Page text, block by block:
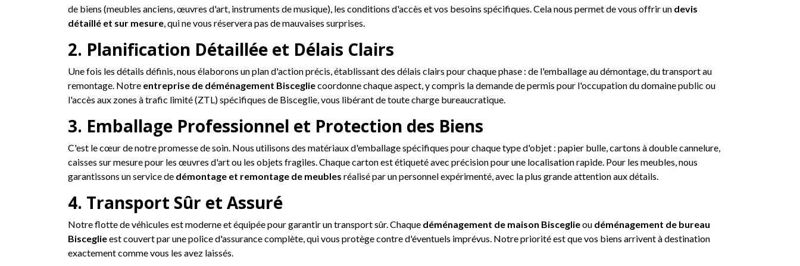
de biens (meubles anciens, œuvres d'art, instruments de musique), les conditions d'accès et vos besoins spécifiques. Cela nous permet de vous offrir un devis
détaillé et sur mesure, qui ne vous réservera pas de mauvaises surprises.
2. Planification Détaillée et Délais Clairs
Une fois les détails définis, nous élaborons un plan d'action précis, établissant des délais clairs pour chaque phase : de l'emballage au démontage, du transport au
remontage. Notre entreprise de déménagement Biscegliecoordonne chaque aspect, y compris la demande de permis pour l'occupation du domaine public ou
l'accès aux zones à trafic limité (ZTL) spécifiques de Bisceglie, vous libérant de toute charge bureaucratique.
3. Emballage Professionnel et Protection des Biens
C'est le cœur de notre promesse de soin. Nous utilisons des matériaux d'emballage spécifiques pour chaque type d'objet : papier bulle, cartons à double cannelure,
caisses sur mesure pour les œuvres d'art ou les objets fragiles. Chaque carton est étiqueté avec précision pour une localisation rapide. Pour les meubles, nous
garantissons un service de démontage et remontage de meubles réalisé par un personnel expérimenté, avec la plus grande attention aux détails.
4. Transport Sûr et Assuré
Notre flotte de véhicules est moderne et équipée pour garantir un transport sûr. Chaque déménagement de maison Bisceglieou déménagement de bureau
Bisceglieest couvert par une police d'assurance complète, qui vous protège contre d'éventuels imprévus. Notre priorité est que vos biens arrivent à destination
exactement comme vous les avez laissés.